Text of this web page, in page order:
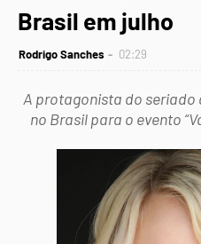
Brasil em julho
Rodrigo Sanches 02:29
A protagonista do
no Brasil para o evento